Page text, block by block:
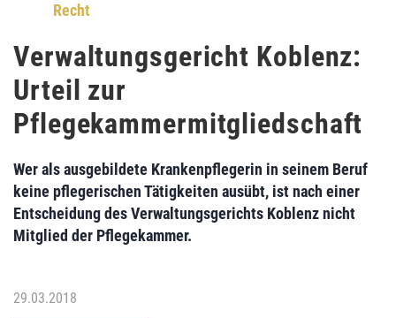
Recht
Verwaltungsgericht Koblenz:
Urteil zur
Pflegekammermitgliedschaft
Wer als ausgebildete Krankenpflegerin in seinem Beruf
keine pflegerischen Tätigkeiten ausübt, ist nach einer
Entscheidung desVerwaltungsgerichts Koblenznicht
Mitglied der Pflegekammer.
29.03.2018